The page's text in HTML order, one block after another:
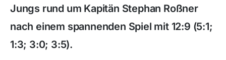
Jungs rund um Kapitän Stephan Roßner
nach einem spannenden Spiel mit 12:9 (5:1;
1:3; 3:0; 3:5).